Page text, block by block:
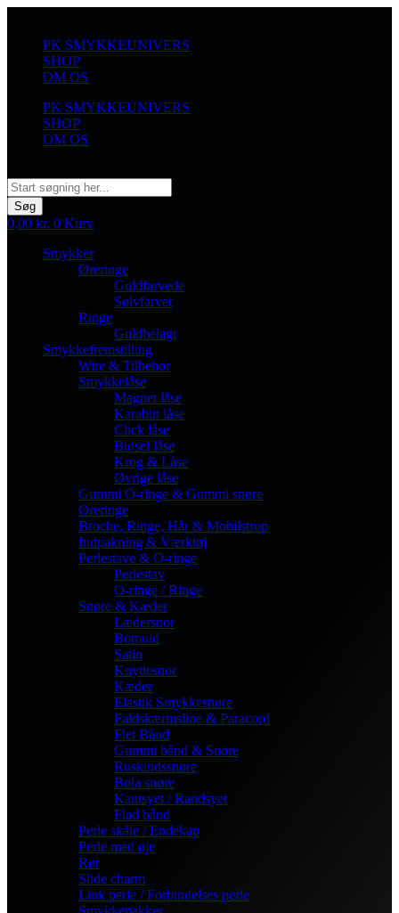
indholdPK SMYKKEUNIVERS
SHOP
OM OS
PK SMYKKEUNIVERS
SHOP
OM OS
Søg
0,00 kr. 0 Kurv
Smykker
Øreringe
Guldfarvede
Sølvfarvet
Ringe
Guldbelagt
Smykkefremstilling
Wire & Tilbehør
Smykkelåse
Magnet låse
Karabin låse
Click låse
Bidsel låse
Krog & Låse
Øvrige låse
Gummi O-ringe & Gummi snøre
Øreringe
Broche, Ringe, Hår & Mobilstrop
Indpakning & Værktøj
Perlestave & O-ringe
Perlestav
O-ringe / Ringe
Snøre & Kæder
Lædersnor
Bomuld
Satin
Knyttesnor
Kæder
Elastik Smykkesnøre
Faldskærmsline & Paracord
Flet Bånd
Gummi bånd & Snøre
Ruskindssnøre
Bola snøre
Kantsyet / Randsyet
Flad bånd
Perle skåle / Endekap
Perle med øje
Rør
Slide charm
Link perle / Forbindelses perle